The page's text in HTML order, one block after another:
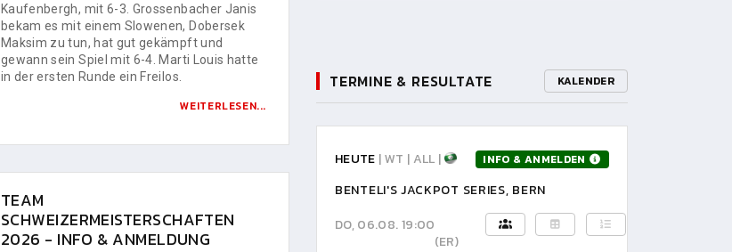
Kaufenbergh, mit 6-3. Grossenbacher Janis
bekam es mit einem Slowenen, Dobersek
Maksim zu tun, hat gut gekämpft und
gewann sein Spiel mit 6-4. Marti Louis hatte
in der ersten Runde ein Freilos.
WEITERLESEN...
TEAM
SCHWEIZERMEISTERSCHAFTEN
2026 - INFO & ANMELDUNG
TERMINE & RESULTATE KALENDER
HEUTE | WT | ALL | INFO & ANMELDEN
BENTELI'S JACKPOT SERIES, BERN
DO, 06.08. 19:00
(ER)